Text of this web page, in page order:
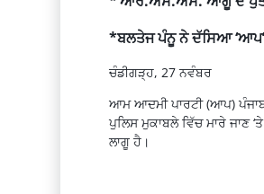
*ਬਲਤੇਜ ਪੰਨੂ ਨੇ ਦੱਸਿਆ ‘ਆਪ’
ਚੰਡੀਗੜ੍ਹ, 27 ਨਵੰਬਰ
ਆਮ ਆਦਮੀ ਪਾਰਟੀ (ਆਪ)
ਪੁਲਿਸ ਮੁਕਾਬਲੇ ਵਿੱਚ ਮਾਰੇ ਜਾਣ
ਲਾਗੂ ਹੈ।